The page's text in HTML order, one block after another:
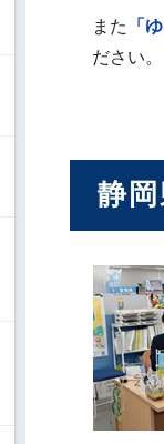
また 「
ださい。
静